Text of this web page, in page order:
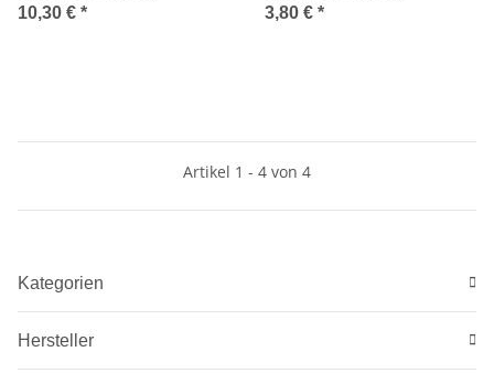
10,30 € * 3,80 € *
Artikel 1 - 4 von 4
Kategorien
Hersteller